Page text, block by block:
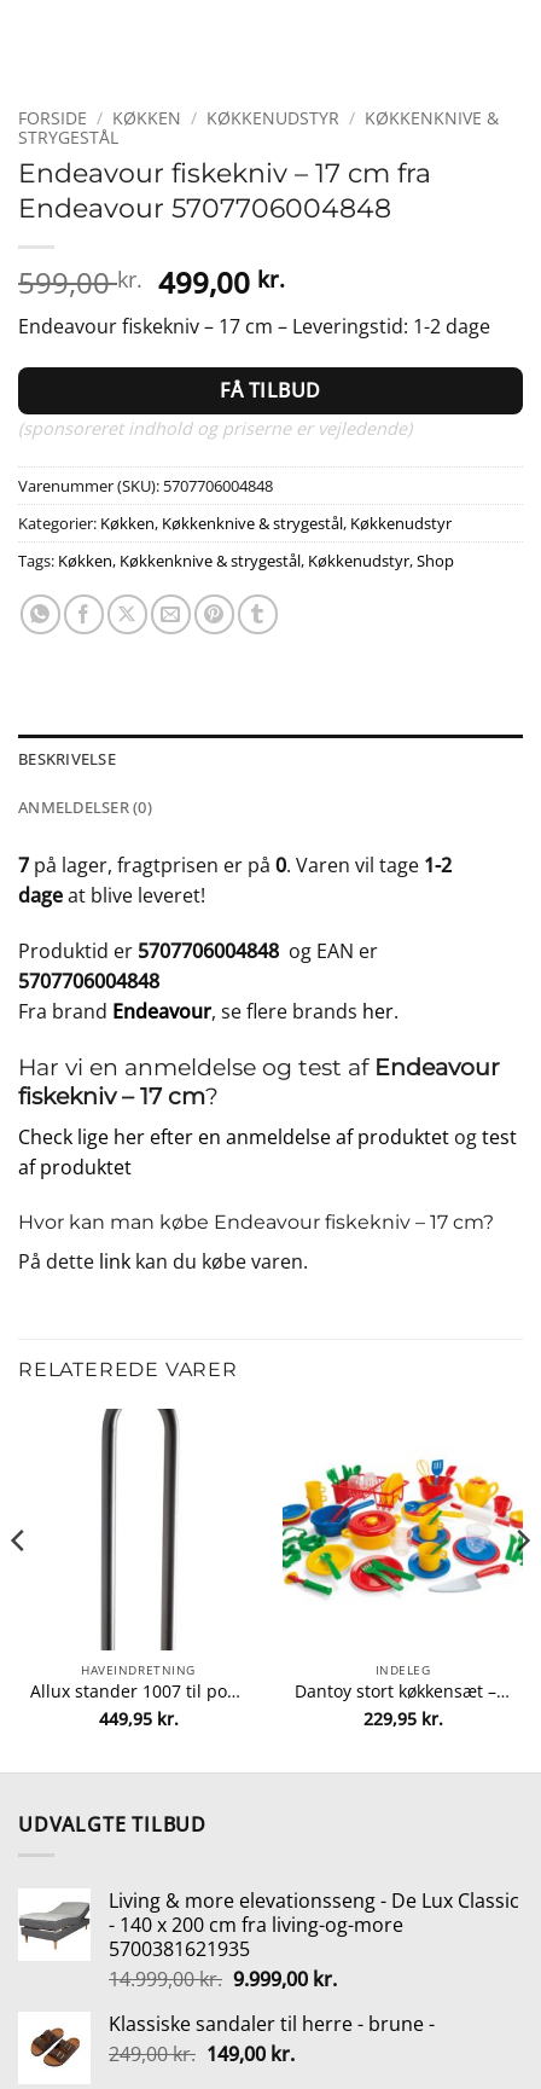
FORSIDE / KØKKEN / KØKKENUDSTYR / KØKKENKNIVE &
STRYGESTÅL
Endeavour fiskekniv – 17 cm fra
Endeavour 5707706004848
599,00kr. Den
oprindelige
pris
var:
599,00 kr..
499,00 kr.Den
aktuelle
pris
er:
499,00 kr..
Endeavour fiskekniv – 17 cm – Leveringstid: 1-2 dage
FÅ TILBUD
(sponsoreret indhold og priserne er vejledende)
Varenummer (SKU): 5707706004848
Kategorier: Køkken, Køkkenknive & strygestål, Køkkenudstyr
Tags: Køkken, Køkkenknive & strygestål, Køkkenudstyr,Shop
BESKRIVELSE
ANMELDELSER (0)
7 på lager, fragtprisen er på 0. Varen vil tage 1-2
dageat blive leveret!
Produktid er 5707706004848 og EAN er
5707706004848
Fra brand Endeavour, se flere brands her.
Har vi en anmeldelse og test af Endeavour
fiskekniv – 17 cm?
Check lige her efter en anmeldelse af produktet ogtest
af produktet
Hvor kan man købe Endeavour fiskekniv – 17 cm?
På dette link kan du købe varen.
RELATEREDE VARER
HAVEINDRETNING
Allux stander 1007 til postkasse – Sort fra allux 5701701590085
449,95 kr.
INDELEG
Dantoy stort køkkensæt – 59 dele fra dantoy 5701217042566
229,95 kr.
kr..
UDVALGTE TILBUD
Living & more elevationsseng - De Lux Classic
- 140 x 200 cm fra living-og-more
5700381621935
14.999,00kr. Den
pris
var:
9.999,00 kr.Den
pris
Klassiske sandaler til herre - brune -
249,00kr. Den
149,00 kr.Den